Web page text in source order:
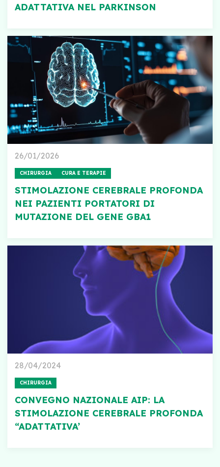
ADATTATIVA NEL PARKINSON
26/01/2026
CHIRURGIA CURA E TERAPIE
STIMOLAZIONE CEREBRALE PROFONDA
NEI PAZIENTI PORTATORI DI
MUTAZIONE DEL GENE GBA1
28/04/2024
CHIRURGIA
CONVEGNO NAZIONALE AIP: LA
STIMOLAZIONE CEREBRALE PROFONDA
“ADATTATIVA’